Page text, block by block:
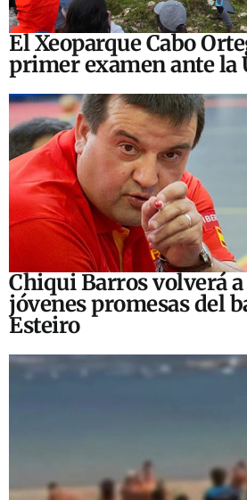
El Xeoparque Cabo
primer examen ante la
Chiqui Barros volverá
jóvenes promesas del
Esteiro